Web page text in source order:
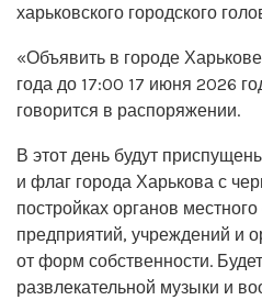
харьковского городского
«Объявить в городе
года до 17:00 17 июня 2026
говорится в распоряжении.
В этот день будут
и флаг города Харькова с
постройках органов
предприятий, учреждений и
от форм собственности.
развлекательной музыки и